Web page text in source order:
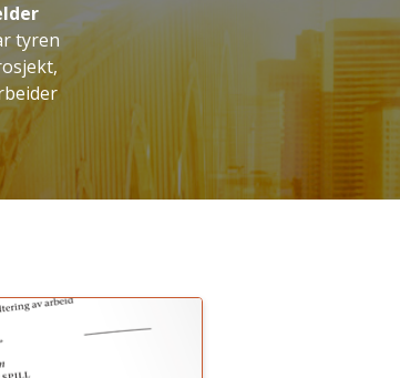
tyren